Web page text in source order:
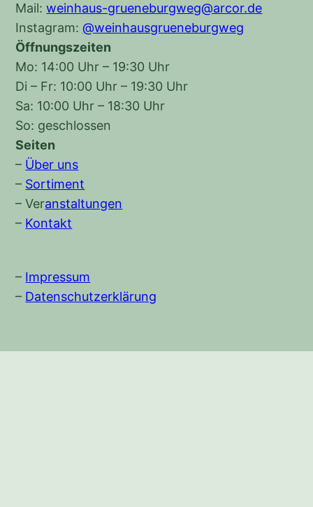
Mail:weinhaus-grueneburgweg@arcor.de
Instagram:@weinhausgrueneburgweg
Öffnungszeiten
Mo: 14:00 Uhr – 19:30 Uhr
Di – Fr: 10:00 Uhr – 19:30 Uhr
Sa: 10:00 Uhr – 18:30 Uhr
So: geschlossen
Seiten
– Über uns
– Sortiment
–Veranstaltungen
– Kontakt
– Impressum
– Datenschutzerklärung